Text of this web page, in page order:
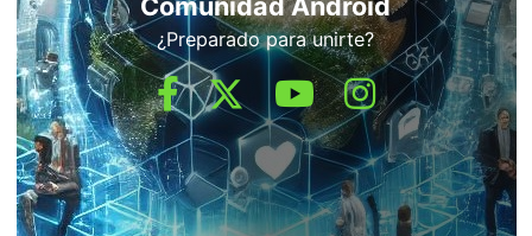
¿Preparado para unirte?